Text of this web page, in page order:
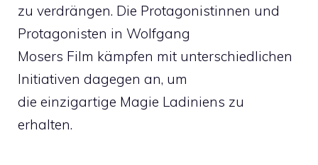
zu verdrängen. Die Protagonistinnen und
Protagonisten in Wolfgang
Mosers Film kämpfen mit unterschiedlichen
Initiativen dagegen an, um
die einzigartige Magie Ladiniens zu
erhalten.